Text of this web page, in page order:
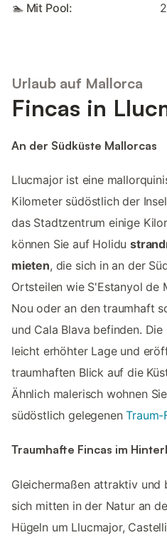
🏊 Mit Pool:
Urlaub auf Mallorca
Fincas in
An der Südküste Mallorcas
Llucmajor ist eine
Kilometer südöstlich der
das Stadtzentrum einige
können Sie auf Holidu
mieten, die sich in an der
Ortsteilen wie S'Estanyol de
Nou oder an den traumhaft
und Cala Blava befinden.
leicht erhöhter Lage und
traumhaften Blick auf die
Ähnlich malerisch wohnen
südöstlich gelegenenTraum-
Traumhafte Fincas im
Gleichermaßen attraktiv und
sich mitten in der Natur an
Hügeln um Llucmajor,